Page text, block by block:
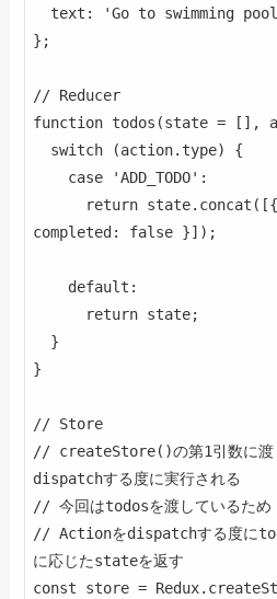
};
// Reducer
function todos(state = [],
completed: false }]);
}
// Store
// createStore()の第1引数に渡
dispatchする度に実行される
// 今回はtodosを渡しているため
// Actionをdispatchする度に
に応じたstateを返す
const store =